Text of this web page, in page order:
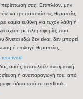
περίπτωσή σας. Επιπλέον, μην
να τροποποιείτε τις θεραπείες
καμία ευθύνη για τυχόν λάθη ή
σχέση με πληροφορίες που
εδώ δεν είναι, δεν μπορεί
ή επιλογή θεραπείας.
reserved
αυτής αποτελούν πνευματική
ή αναπαραγωγή του, από
άδεια από το medlook.